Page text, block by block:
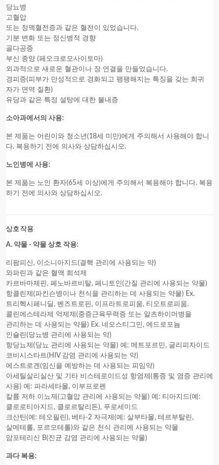
당뇨병
고혈압
또는 정맥혈전증과 같은 혈전이 있었습니다.
기분 변화 또는 정신병적 경향
골다공증
부신 종양 (페오크로모사이토마)
외과적으로 새로운 혈관이나 장 연결을 만들었습니다.
경피증(피부가 만성적으로 경화되고 팽팽해지는 특징을 갖는 희귀
자가 면역 질환)
유당과 같은 특정 설탕에 대한 불내증
소아과에서의 사용:
본 제품는 어린이와 청소년(18세 미만)에게 주의해서 사용해야 합니
다. 복용하기 전에 의사와 상담하십시오.
노인병에 사용:
본 제품는 노인 환자(65세 이상)에게 주의해서 복용해야 합니다. 복용
하기 전에 의사와 상담하십시오.
상호작용
A. 약물 - 약물 상호 작용:
리팜피신, 이소니아지드(결핵 관리에 사용되는 약)
와파린과 같은 혈액 희석제
카르바마제핀, 페노바르비탈, 페니토인(간질 관리에 사용되는 약물)
항콜린제(파킨슨병이나 천식을 관리하는 데 사용되는 약물) Ex.
트리헥시페니딜, 벤즈트로핀, 이프라트로피움, 티오트로피움.
콜린에스테라제 억제제(중증근육무력증 또는 알츠하이머병을
관리하는 데 사용되는 약물) Ex. 네오스티그민, 에드로포늄
인슐린(당뇨병 관리에 사용되는 약)
항당뇨제(당뇨 관리에 사용되는 약물) 예: 메트포르민, 글리피자이드
코비시스타트(HIV 감염 관리에 사용되는 약)
에스트로겐(임신을 예방하는 데 사용되는 피임약)
아세틸살리실산 및 기타 비스테로이드성 항염제(통증 및 염증 관리에
사용) 예: 파라세타몰, 이부프로펜
칼륨 저하 이뇨제(고혈압 관리에 사용되는 약물) 예: 티아지드(예:
클로로티아지드, 클로르탈리돈), 푸로세미드
크산틴(예: 테오필린), 베타-2 자극제(예: 살부타몰, 테르부탈린,
살메테롤, 포르모테롤)와 같은 천식 관리에 사용되는 약물
암포테리신 B(진균 감염 관리에 사용되는 약물)
과다 복용: